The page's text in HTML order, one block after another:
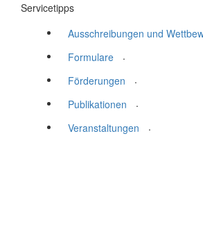
Servicetipps
Ausschreibungen und
Formulare
.
Förderungen
.
Publikationen
.
Veranstaltungen
.